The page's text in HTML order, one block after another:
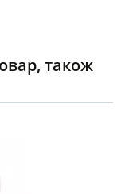
також